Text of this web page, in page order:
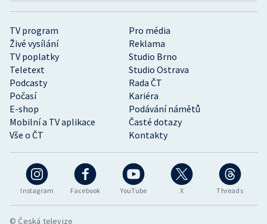
Instagram Facebook YouTube X Threads
TV program
Pro média
Živé vysílání
Reklama
TV poplatky
Studio Brno
Teletext
Studio Ostrava
Podcasty
Rada ČT
Počasí
Kariéra
E-shop
Podávání námětů
Mobilní a TV aplikace
Časté dotazy
Vše o ČT
Kontakty
© Česká televize